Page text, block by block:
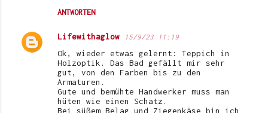
ANTWORTEN
Lifewithaglow 15/9/23 11:19
Ok, wieder etwas gelernt: Teppich in
Holzoptik. Das Bad gefällt mir sehr
gut, von den Farben bis zu den
Armaturen.
Gute und bemühte Handwerker muss man
hüten wie einen Schatz.
Bei süßem Belag und Ziegenkäse bin ich